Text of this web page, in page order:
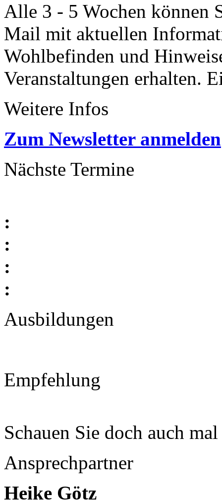
Alle 3 - 5 Wochen können
Mail mit aktuellen
Wohlbefinden und
Veranstaltungen erhalten.
Weitere Infos
Zum Newsletter anmelden
Nächste Termine
:
:
:
:
Ausbildungen
Empfehlung
Schauen Sie doch auch
Ansprechpartner
Heike Götz